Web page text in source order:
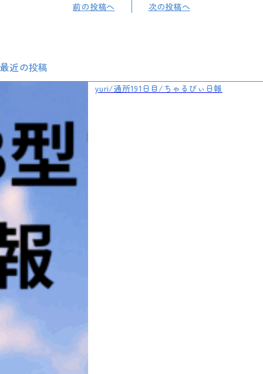
前の投稿へ 次の投稿へ
最近の投稿
yuri/通所191日目/ちゃるびぃ日報